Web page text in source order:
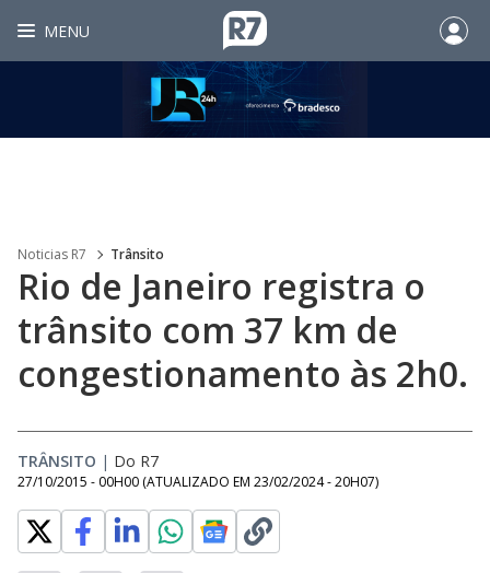
MENU
Noticias R7 Trânsito
Rio de Janeiro registra o
trânsito com 37 km de
congestionamento às 2h0.
TRÂNSITO | Do R7
27/10/2015 - 00H00 (ATUALIZADO EM 23/02/2024 - 20H07)